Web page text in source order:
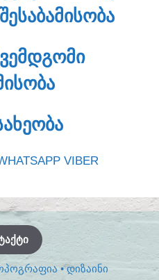
VIBER
• ᲓᲘᲖᲐᲘᲜᲘ